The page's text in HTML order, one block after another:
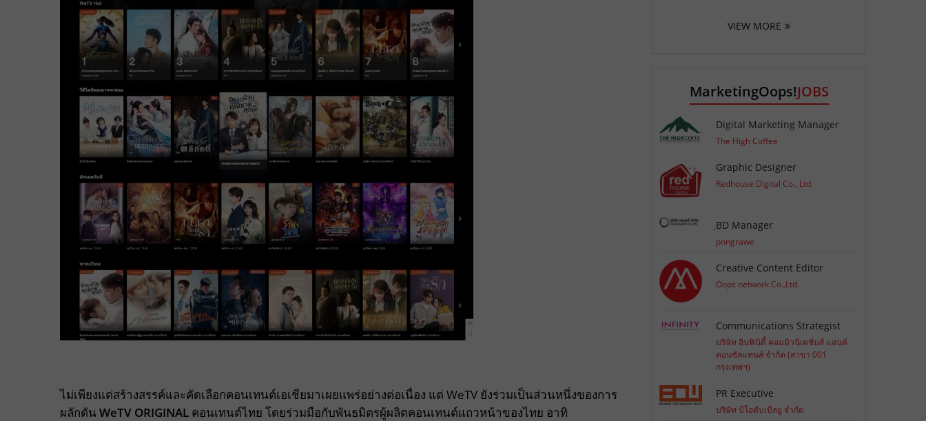
ไม่เพียงแต่สร้างสรรค์และคัดเลือกคอนเทนต์เอเชียมาเผยแพร่อย่างต่อเนื่อง แต่ WeTV ยังร่วมเป็นส่วนหนึ่งของการ
ผลักดัน WeTV ORIGINAL คอนเทนต์ไทย โดยร่วมมือกับพันธมิตรผู้ผลิตคอนเทนต์แถวหน้าของไทย อาทิ
VIEW MORE
MarketingOops!JOBS
Digital Marketing Manager
The High Coffee
Graphic Designer
Redhouse Digital Co., Ltd.
ฺBD Manager
pongrawe
Creative Content Editor
Oops network Co.,Ltd.
Communications Strategist
บริษัท อินฟินิตี้ คอมมิวนิเคชั่นส์ แอนด์
คอนซัลแทนส์ จำกัด (สาขา 001
กรุงเทพฯ)
PR Executive
บริษัท บีโอดับเบิลยู จำกัด